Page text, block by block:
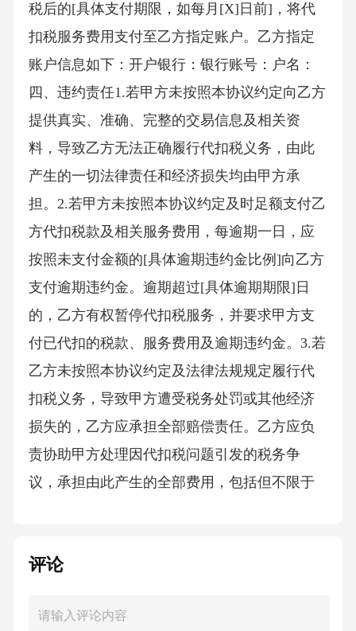
税后的[具体支付期限，如每月[X]日前]，将代
扣税服务费用支付至乙方指定账户。乙方指定
账户信息如下：开户银行：银行账号：户名：
四、违约责任1.若甲方未按照本协议约定向乙方
提供真实、准确、完整的交易信息及相关资
料，导致乙方无法正确履行代扣税义务，由此
产生的一切法律责任和经济损失均由甲方承
担。2.若甲方未按照本协议约定及时足额支付乙
方代扣税款及相关服务费用，每逾期一日，应
按照未支付金额的[具体逾期违约金比例]向乙方
支付逾期违约金。逾期超过[具体逾期期限]日
的，乙方有权暂停代扣税服务，并要求甲方支
付已代扣的税款、服务费用及逾期违约金。3.若
乙方未按照本协议约定及法律法规规定履行代
扣税义务，导致甲方遭受税务处罚或其他经济
损失的，乙方应承担全部赔偿责任。乙方应负
责协助甲方处理因代扣税问题引发的税务争
议，承担由此产生的全部费用，包括但不限于
及相关资料，应向甲方支付违约金[具体违约金
方的违约行为给甲方造成恶劣影响或严重后果
评论